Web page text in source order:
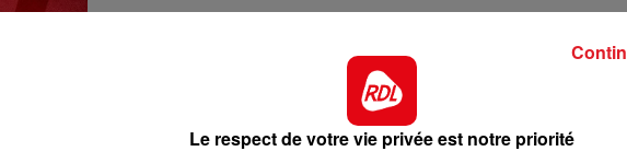
Entre nous tous les jours de 12h a 14h
Le respect de votre vie privée est notre priorité